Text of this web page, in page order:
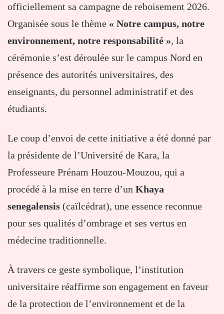
officiellement sa campagne de reboisement 2026.
Organisée sous le thème « Notre campus, notre
environnement, notre responsabilité », la
cérémonie s’est déroulée sur le campus Nord en
présence des autorités universitaires, des
enseignants, du personnel administratif et des
étudiants.
Le coup d’envoi de cette initiative a été donné par
la présidente de l’Université de Kara, la
Professeure Prénam Houzou-Mouzou, qui a
procédé à la mise en terre d’un Khaya
senegalensis (caïlcédrat), une essence reconnue
pour ses qualités d’ombrage et ses vertus en
médecine traditionnelle.
À travers ce geste symbolique, l’institution
universitaire réaffirme son engagement en faveur
de la protection de l’environnement et de la